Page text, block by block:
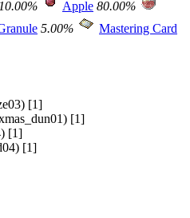
10.00% Apple 80.00%
5.00%
Mastering Card
[1]
[1]
[1]
[1]